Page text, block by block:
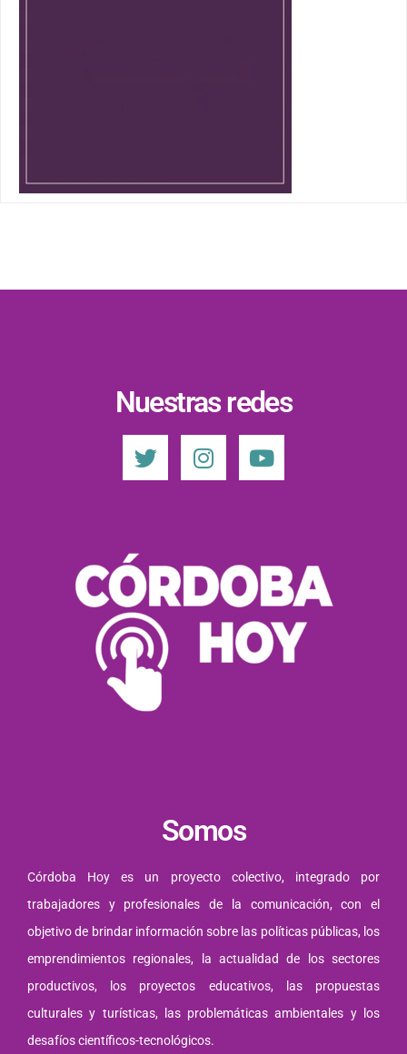
Nuestras redes
Somos
Córdoba Hoy es un proyecto colectivo, integrado por
trabajadores y profesionales de la comunicación, con el
objetivo de brindar información sobre las políticas públicas, los
emprendimientos regionales, la actualidad de los sectores
productivos, los proyectos educativos, las propuestas
culturales y turísticas, las problemáticas ambientales y los
desafíos científicos-tecnológicos.